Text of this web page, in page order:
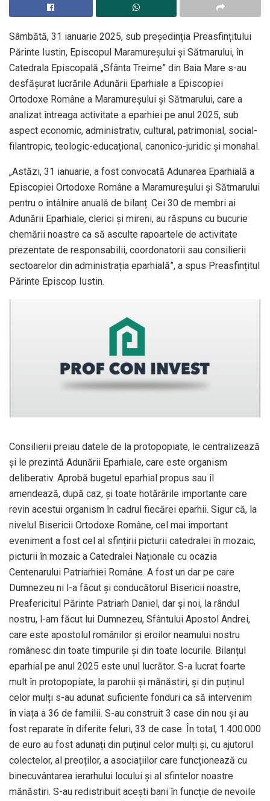
Sâmbătă, 31 ianuarie 2025, sub președinția Preasfințitului
Părinte Iustin, Episcopul Maramureșului și Sătmarului, în
Catedrala Episcopală „Sfânta Treime” din Baia Mare s-au
desfășurat lucrările Adunării Eparhiale a Episcopiei
Ortodoxe Române a Maramureșului și Sătmarului, care a
analizat întreaga activitate a eparhiei pe anul 2025, sub
aspect economic, administrativ, cultural, patrimonial, social-
filantropic, teologic-educațional, canonico-juridic și monahal.
„Astăzi, 31 ianuarie, a fost convocată Adunarea Eparhială a
Episcopiei Ortodoxe Române a Maramureșului și Sătmarului
pentru o întâlnire anuală de bilanț. Cei 30 de membri ai
Adunării Eparhiale, clerici și mireni, au răspuns cu bucurie
chemării noastre ca să asculte rapoartele de activitate
prezentate de responsabilii, coordonatorii sau consilierii
sectoarelor din administrația eparhială”, a spus Preasfințitul
Părinte Episcop Iustin.
Consilierii preiau datele de la protopopiate, le centralizează
și le prezintă Adunării Eparhiale, care este organism
deliberativ. Aprobă bugetul eparhial propus sau îl
amendează, după caz, și toate hotărârile importante care
revin acestui organism în cadrul fiecărei eparhii. Sigur că, la
nivelul Bisericii Ortodoxe Române, cel mai important
eveniment a fost cel al sfințirii picturii catedralei în mozaic,
picturii în mozaic a Catedralei Naționale cu ocazia
Centenarului Patriarhiei Române. A fost un dar pe care
Dumnezeu ni l-a făcut și conducătorul Bisericii noastre,
Preafericitul Părinte Patriarh Daniel, dar și noi, la rândul
nostru, l-am făcut lui Dumnezeu, Sfântului Apostol Andrei,
care este apostolul românilor și eroilor neamului nostru
românesc din toate timpurile și din toate locurile. Bilanțul
eparhial pe anul 2025 este unul lucrător. S-a lucrat foarte
mult în protopopiate, la parohii și mănăstiri, și din puținul
celor mulți s-au adunat suficiente fonduri ca să intervenim
în viața a 36 de familii. S-au construit 3 case din nou și au
fost reparate în diferite feluri, 33 de case. În total, 1.400.000
de euro au fost adunați din puținul celor mulți și, cu ajutorul
colectelor, al preoților, a asociațiilor care funcționează cu
binecuvântarea ierarhului locului și al sfintelor noastre
mănăstiri. S-au redistribuit acești bani în funcție de nevoile